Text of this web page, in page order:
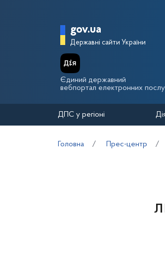
Головна
gov.ua
Державні сайти України
Єдиний державний
вебпортал електронних
ДПС у регіоні
Головна Прес-центр